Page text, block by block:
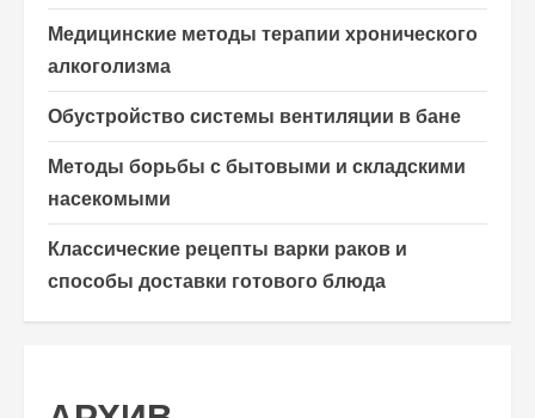
Медицинские методы терапии хронического
алкоголизма
Обустройство системы вентиляции в бане
Методы борьбы с бытовыми и складскими
насекомыми
Классические рецепты варки раков и
способы доставки готового блюда